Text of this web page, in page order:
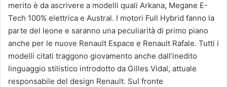
merito è da ascrivere a modelli quali Arkana, Megane E-
Tech 100% elettrica e Austral. I motori Full Hybrid fanno la
parte del leone e saranno una peculiarità di primo piano
anche per le nuove Renault Espace e Renault Rafale. Tutti i
modelli citati traggono giovamento anche dall’inedito
linguaggio stilistico introdotto da Gilles Vidal, attuale
responsabile del design Renault. Sul fronte